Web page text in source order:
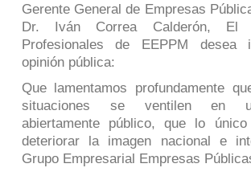
Gerente General de Empresas
Dr. Iván Correa Calderón, El
Profesionales de EEPPM
opinión pública:
Que lamentamos profundamente
situaciones se ventilen en
abiertamente público, que lo
deteriorar la imagen nacional e
Grupo Empresarial Empresas